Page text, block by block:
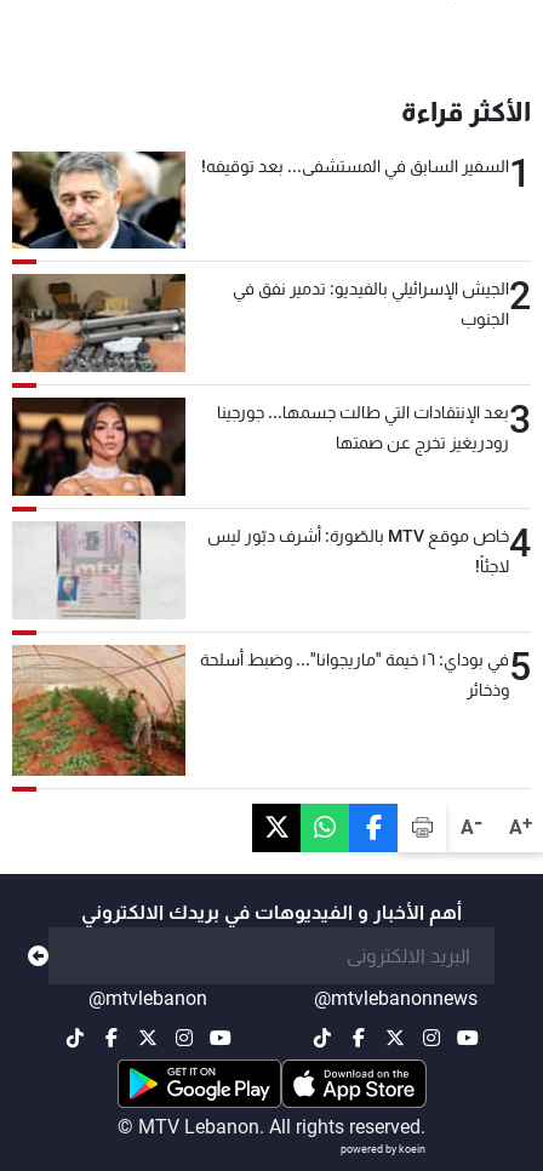
A+
A-
الأكثر قراءة
1السفير السابق في المستشفى... بعد توقيفه!
2الجيش الإسرائيلي بالفيديو: تدمير نفق في
الجنوب
3بعد الإنتقادات التي طالت جسمها... جورجينا
رودريغيز تخرج عن صمتها
4
خاص موقع MTV بالصّورة: أشرف دبّور ليس
لاجئاً!
5
في بوداي: ١٦ خيمة "ماريجوانا"... وضبط أسلحة
وذخائر
أهم الأخبار و الفيديوهات في بريدك الالكتروني
@mtvlebanonnews
@mtvlebanon
© MTV Lebanon. All rights reserved.
powered by koein